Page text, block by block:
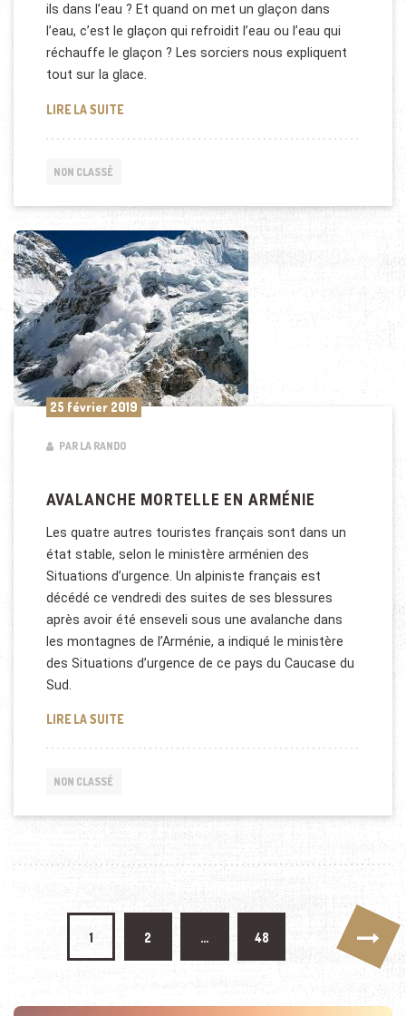
ils dans l’eau ? Et quand on met un glaçon dans
l’eau, c’est le glaçon qui refroidit l’eau ou l’eau qui
réchauffe le glaçon ? Les sorciers nous expliquent
tout sur la glace.
LIRE LA SUITEDOCUMENTAIRE SUR LES GLACIERS EN MONTAGNE
NON CLASSÉ
25 février 2019
PAR LA RANDO
AVALANCHE MORTELLE EN ARMÉNIE
Les quatre autres touristes français sont dans un
état stable, selon le ministère arménien des
Situations d’urgence. Un alpiniste français est
décédé ce vendredi des suites de ses blessures
après avoir été enseveli sous une avalanche dans
les montagnes de l’Arménie, a indiqué le ministère
des Situations d’urgence de ce pays du Caucase du
Sud.
LIRE LA SUITEAVALANCHE MORTELLE EN ARMÉNIE
NON CLASSÉ
Pagination des publications
1 2 … 48